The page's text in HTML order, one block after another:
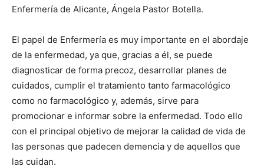
Enfermería de Alicante, Ángela Pastor Botella.
El papel de Enfermería es muy importante en el abordaje
de la enfermedad, ya que, gracias a él, se puede
diagnosticar de forma precoz, desarrollar planes de
cuidados, cumplir el tratamiento tanto farmacológico
como no farmacológico y, además, sirve para
promocionar e informar sobre la enfermedad. Todo ello
con el principal objetivo de mejorar la calidad de vida de
las personas que padecen demencia y de aquellos que
las cuidan.